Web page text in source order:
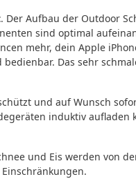
. Der Aufbau der Outdoor
sind optimal
mehr, dein Apple
Das sehr
und auf Wunsch
induktiv
und Eis werden